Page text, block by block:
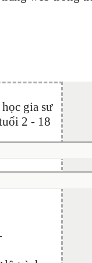
gia sư
2 - 18